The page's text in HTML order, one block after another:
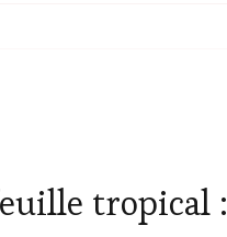
tropical :